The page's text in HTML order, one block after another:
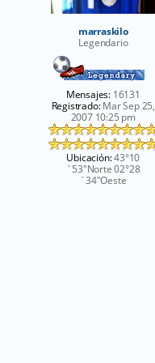
marraskilo
Legendario
Mensajes: 16131
Registrado:Mar Sep 25,
2007 10:25 pm
Ubicación:43°10
´53"Norte 02°28
´34"Oeste